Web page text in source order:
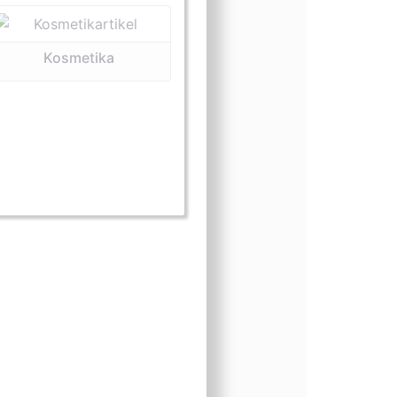
(Extrakt)
(Kosmetika)
(lebend)
(Medizin)
(Wurzeln)
Kosmetika